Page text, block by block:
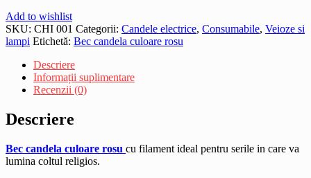
Add to wishlist
SKU: CHI 001 Categorii: Candele electrice, Consumabile, Veioze si
lampi Etichetă: Bec candela culoare rosu
Descriere
Informații suplimentare
Recenzii (0)
Descriere
Bec candela culoare rosu cu filament ideal pentru serile in care va
lumina coltul religios.